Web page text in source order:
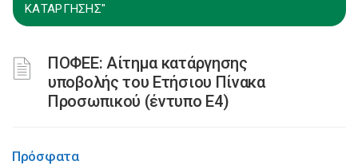
ΚΑΤΑΡΓΗΣΗΣ"
ΠΟΦΕΕ: Αίτημα κατάργησης
υποβολής του Ετήσιου Πίνακα
Προσωπικού (έντυπο Ε4)
Πρόσφατα